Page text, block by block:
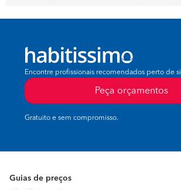
Encontre profissionais recomendados perto de si
Peça orçamentos
Gratuito e sem compromisso.
Guias de preços